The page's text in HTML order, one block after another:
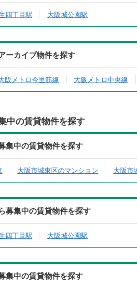
四丁目駅 大阪城公園駅
ーカイブ物件を探す
阪メトロ今里筋線 大阪メトロ中央線
中の賃貸物件を探す
集中の賃貸物件を探す
大阪市城東区のマンション 大阪市
募集中の賃貸物件を探す
四丁目駅 大阪城公園駅
集中の賃貸物件を探す